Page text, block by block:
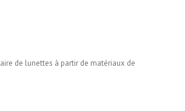
de lunettes à partir de matériaux de